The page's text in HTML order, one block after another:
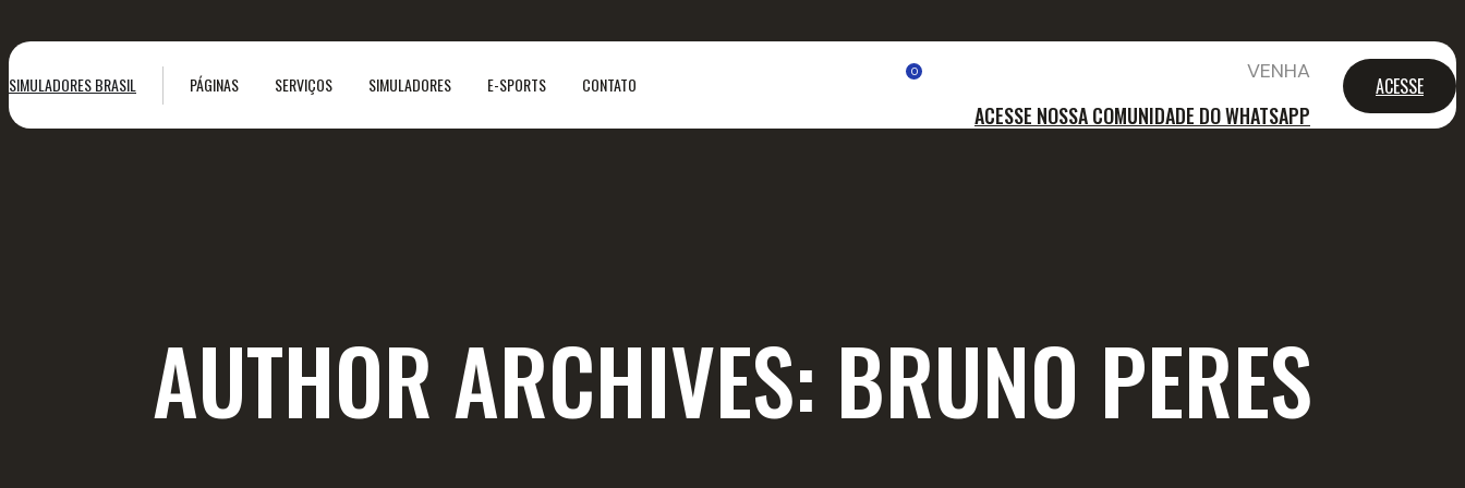
SIMULADORES BRASIL
VENHA
ACESSE NOSSA COMUNIDADE DO WHATSAPP
ACESSE
0
PÁGINAS SERVIÇOS SIMULADORES E-SPORTS CONTATO
AUTHOR ARCHIVES: BRUNO PERES